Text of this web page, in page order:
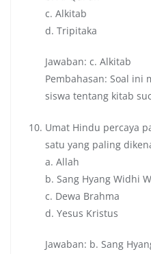
c. Alkitab
d. Tripitaka
Jawaban: c. Alkitab
Pembahasan: Soal ini
siswa tentang kitab
Umat Hindu percaya
satu yang paling
a. Allah
b. Sang Hyang Widhi
c. Dewa Brahma
d. Yesus Kristus
Jawaban: b. Sang